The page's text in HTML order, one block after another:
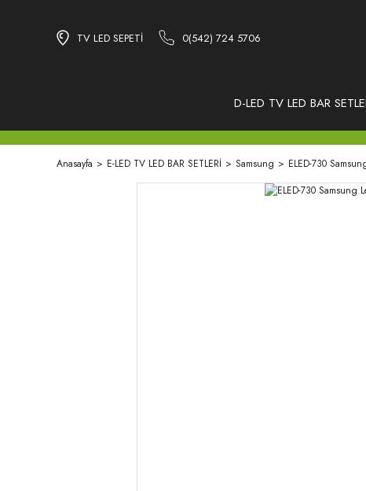
TV LED SEPETİ 0(542) 724 5706
D-LED TV LED BAR
Anasayfa E-LED TV LED BAR SETLERİ Samsung ELED-730